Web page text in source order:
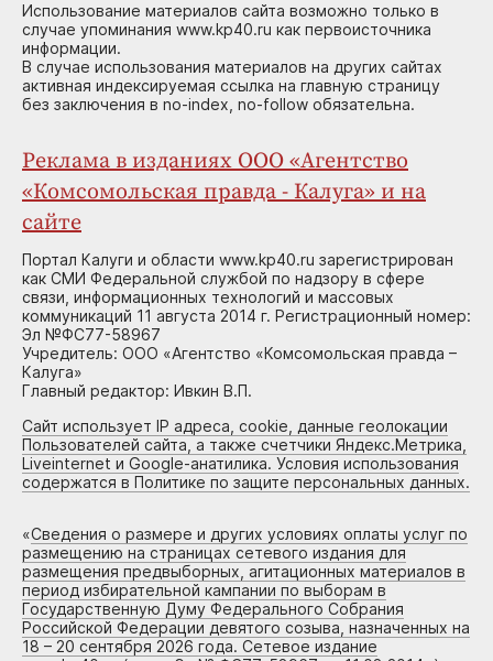
Использование материалов сайта возможно только в
случае упоминания www.kp40.ru как первоисточника
информации.
В случае использования материалов на других сайтах
активная индексируемая ссылка на главную страницу
без заключения в no-index, no-follow обязательна.
Реклама в изданиях ООО «Агентство
«Комсомольская правда - Калуга» и на
сайте
Портал Калуги и области www.kp40.ru зарегистрирован
как СМИ Федеральной службой по надзору в сфере
связи, информационных технологий и массовых
коммуникаций 11 августа 2014 г. Регистрационный номер:
Эл №ФС77-58967
Учредитель: ООО «Агентство «Комсомольская правда –
Калуга»
Главный редактор: Ивкин В.П.
Сайт использует IP адреса, cookie, данные геолокации
Пользователей сайта, а также счетчики Яндекс.Метрика,
Liveinternet и Google-анатилика. Условия использования
содержатся в Политике по защите персональных данных.
«Сведения о размере и других условиях оплаты услуг по
размещению на страницах сетевого издания для
размещения предвыборных, агитационных материалов в
период избирательной кампании по выборам в
Государственную Думу Федерального Собрания
Российской Федерации девятого созыва, назначенных на
18 – 20 сентября 2026 года. Сетевое издание